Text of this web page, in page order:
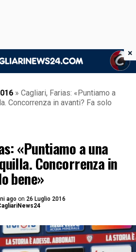
» Cagliari, Farias: «Puntiamo a
Concorrenza in avanti? Fa solo
«Puntiamo a una
Concorrenza in
bene»
ago on 26 Luglio 2016
×